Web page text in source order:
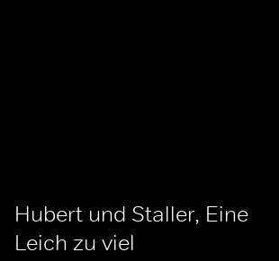
Hubert und Staller, Eine
Leich zu viel